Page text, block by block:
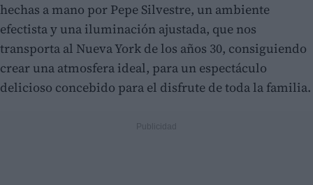
hechas a mano por Pepe Silvestre, un ambiente
efectista y una iluminación ajustada, que nos
transporta al Nueva York de los años 30, consiguiendo
crear una atmosfera ideal, para un espectáculo
delicioso concebido para el disfrute de toda la familia.